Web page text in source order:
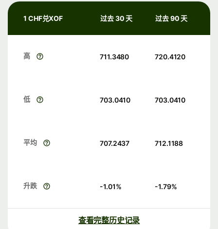
1 CHF兑XOF 过去 30 天 过去 90 天
高 711.3480 720.4120
低 703.0410 703.0410
平均 707.2437 712.1188
升跌 -1.01% -1.79%
查看完整历史记录